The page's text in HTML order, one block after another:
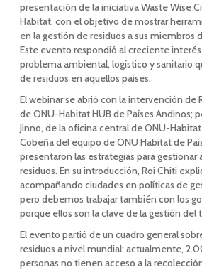
presentación de la iniciativa Waste Wise
Habitat, con el objetivo de mostrar
en la gestión de residuos a sus miembros
Este evento respondió al creciente
problema ambiental, logístico y sanitario
de residuos en aquellos países.
El webinar se abrió con la intervención de
de ONU-Habitat HUB de Países Andinos;
Jinno, de la oficina central de ONU-
Cobeña del equipo de ONU Habitat de
presentaron las estrategias para
residuos. En su introducción, Roi Chiti
acompañando ciudades en políticas de
pero debemos trabajar también con los
porque ellos son la clave de la gestión del
El evento partió de un cuadro general
residuos a nivel mundial: actualmente,
personas no tienen acceso a la